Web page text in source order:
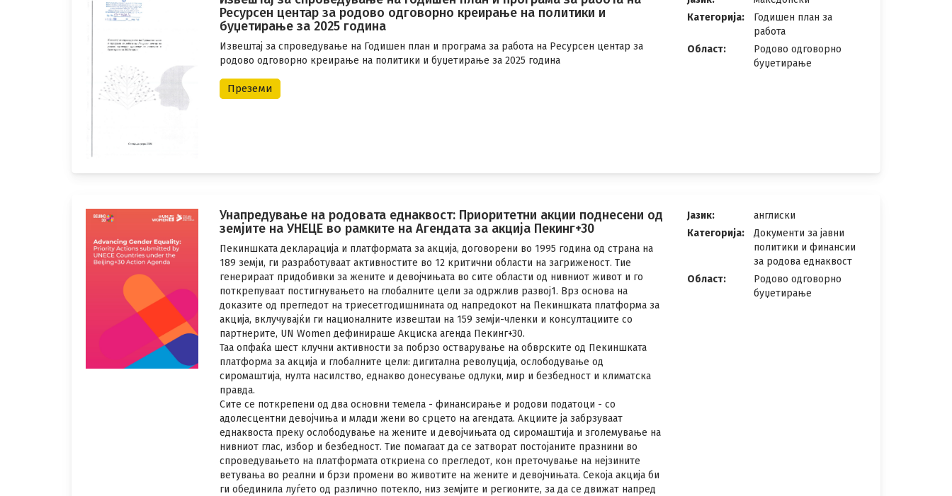
Ресурсен центар за родово одговорно креирање на политики и
буџетирање за 2025 година
Извештај за спроведување на Годишен план и програма за работа на Ресурсен центар за
родово одговорно креирање на политики и буџетирање за 2025 година
Преземи
Категорија:
Годишен план за
работа
Област:
Родово одговорно
буџетирање
Унапредување на родовата еднаквост: Приоритетни акции поднесени од
земјите на УНЕЦЕ во рамките на Агендата за акција Пекинг+30
Пекиншката декларација и платформата за акција, договорени во 1995 година од страна на
189 земји, ги разработуваат активностите во 12 критични области на загриженост. Тие
генерираат придобивки за жените и девојчињата во сите области од нивниот живот и го
поткрепуваат постигнувањето на глобалните цели за одржлив развој1. Врз основа на
доказите од прегледот на триесетгодишнината од напредокот на Пекиншката платформа за
акција, вклучувајќи ги националните извештаи на 159 земји-членки и консултациите со
партнерите, UN Women дефинираше Акциска агенда Пекинг+30.
Таа опфаќа шест клучни активности за побрзо остварување на обврските од Пекиншката
платформа за акција и глобалните цели: дигитална револуција, ослободување од
сиромаштија, нулта насилство, еднакво донесување одлуки, мир и безбедност и климатска
правда.
Сите се поткрепени од два основни темела - финансирање и родови податоци - со
адолесцентни девојчиња и млади жени во срцето на агендата. Акциите ја забрзуваат
еднаквоста преку ослободување на жените и девојчињата од сиромаштија и зголемување на
нивниот глас, избор и безбедност. Тие помагаат да се затворат постојаните празнини во
спроведувањето на платформата откриена со прегледот, кон преточување на нејзините
ветувања во реални и брзи промени во животите на жените и девојчињата. Секоја акција би
ги обединила луѓето од различно потекло, низ земјите и регионите, за да се движат напред
Јазик:
англиски
Категорија:
Документи за јавни
политики и финансии
за родова еднаквост
Област:
Родово одговорно
буџетирање